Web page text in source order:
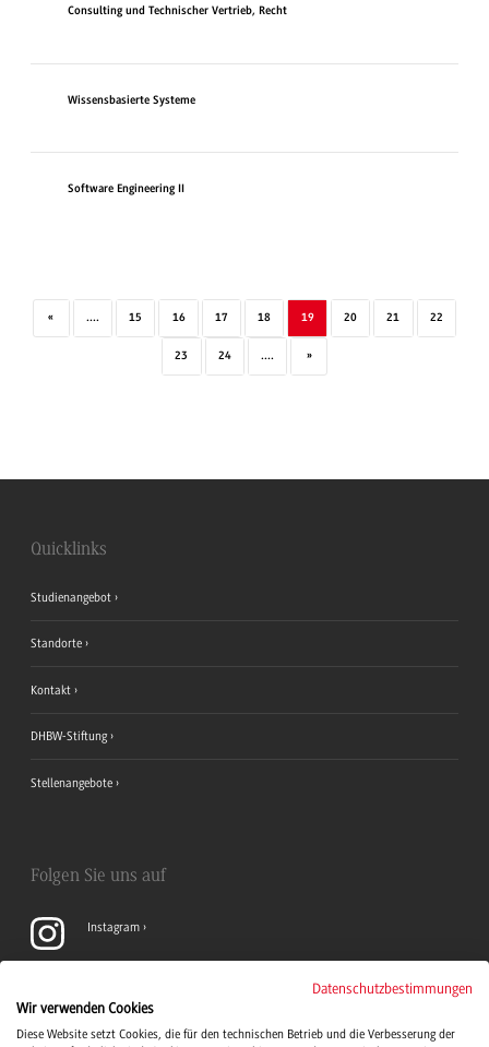
Consulting und Technischer Vertrieb, Recht
Wissensbasierte Systeme
Software Engineering II
« .... 15 16 17 18 19 20 21 22
23 24 .... »
Quicklinks
Studienangebot
Standorte
Kontakt
DHBW-Stiftung
Stellenangebote
Folgen Sie uns auf
Instagram
Datenschutzbestimmungen
Wir verwenden Cookies
Diese Website setzt Cookies, die für den technischen Betrieb und die Verbesserung der